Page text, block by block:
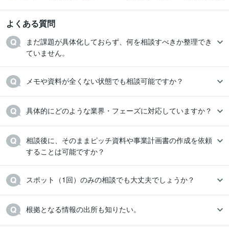
よくある質問
まだ課題が具体化しておらず、何を相談すべきか整理でき
ていません。
メモや資料が全くない状態でも相談可能ですか？
具体的にどのような業界・フェーズに対応していますか？
相談後に、そのままピッチ資料や事業計画書の作成を依頼
することは可能ですか？
スポット（1回）のみの相談でも大丈夫でしょうか？
根拠となる情報の出所も知りたい。